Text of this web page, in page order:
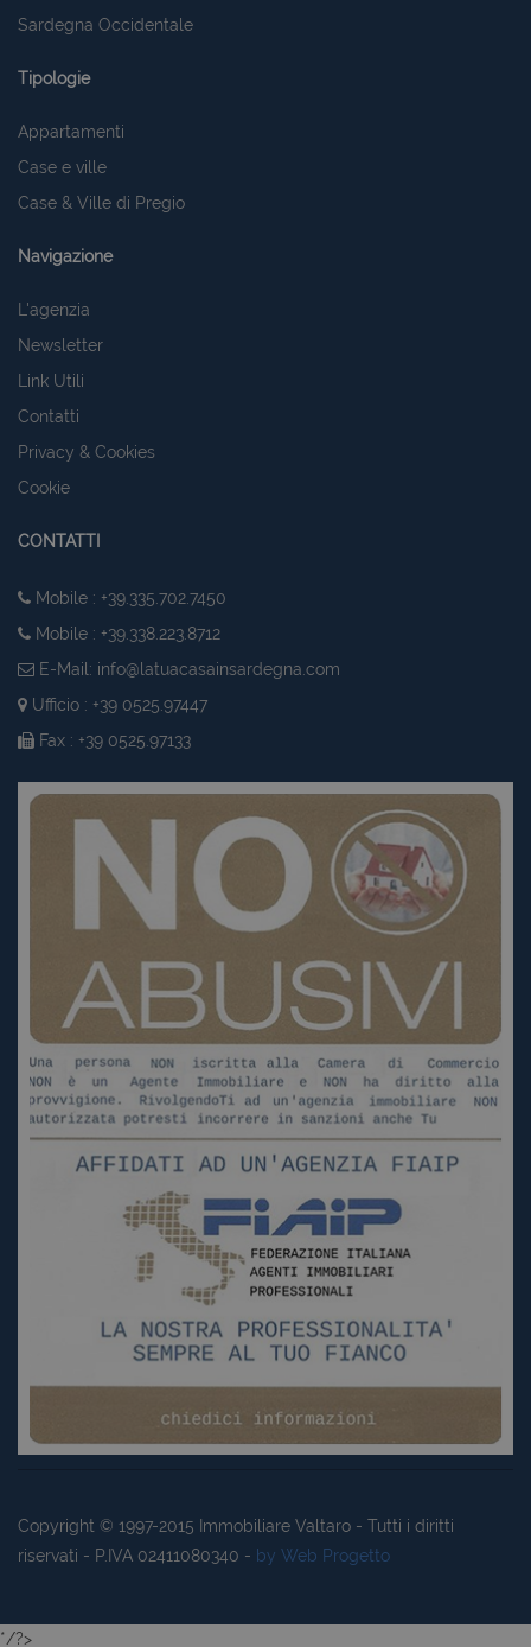
Sardegna Occidentale
Tipologie
Appartamenti
Case e ville
Case & Ville di Pregio
Navigazione
L'agenzia
Newsletter
Link Utili
Contatti
Privacy & Cookies
Cookie
CONTATTI
Mobile : +39.335.702.7450
Mobile : +39.338.223.8712
E-Mail: info@latuacasainsardegna.com
Ufficio : +39 0525.97447
Fax : +39 0525.97133
Copyright © 1997-2015 Immobiliare Valtaro - Tutti i diritti
riservati - P.IVA 02411080340 - by Web Progetto
*/?>